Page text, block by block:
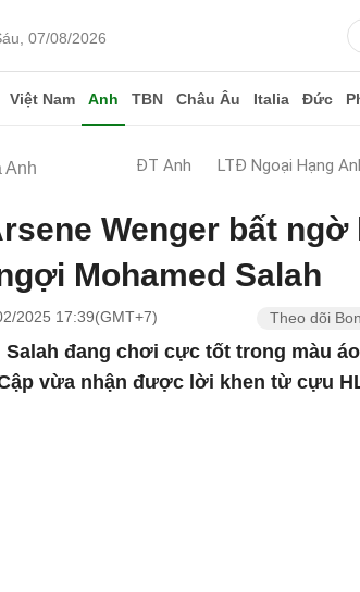
07/08/2026
Việt Nam Anh TBN Châu Âu Italia Đức
Anh ĐT Anh LTĐ Ngoại Hạng
Wenger bất ngờ
Mohamed Salah
2025 17:39(GMT+7) Theo dõi
Salah đang chơi cực tốt trong màu
vừa nhận được lời khen từ cựu